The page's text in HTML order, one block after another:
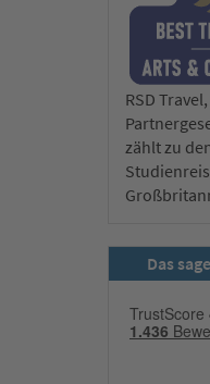
RSD
zählt zu
Das